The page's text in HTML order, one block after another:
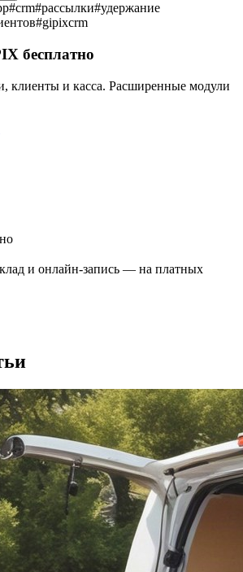
#crm#рассылки#удержание
#gipixcrm
бесплатно
клиенты и касса. Расширенные модули
и онлайн-запись — на платных